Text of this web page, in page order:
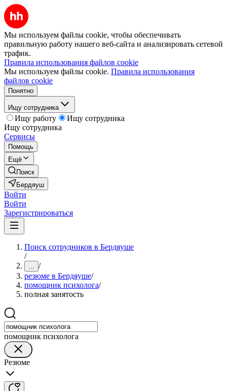
Мы используем файлы cookie, чтобы обеспечивать
правильную работу нашего веб-сайта и анализировать сетевой
трафик.
Правила использования файлов cookie
Мы используем файлы cookie. Правила использования
файлов cookie
Понятно
Ищу сотрудника
Ищу работу
Ищу сотрудника
Ищу сотрудника
Сервисы
Помощь
Ещё
Поиск
Бердяуш
Войти
Войти
Зарегистрироваться
Поиск сотрудников в Бердяуше
/
... /
резюме в Бердяуше/
помощник психолога/
полная занятость
помощник психолога
Резюме